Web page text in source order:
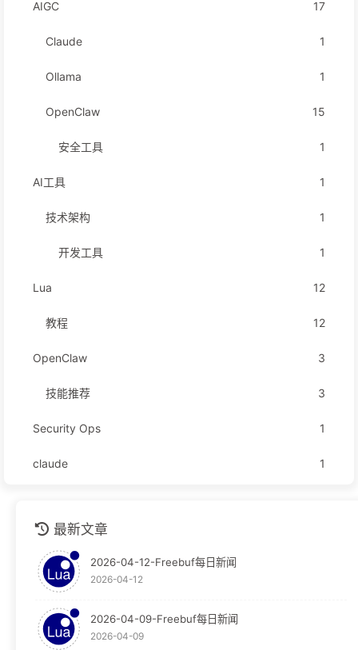
AIGC 17
Claude 1
Ollama 1
OpenClaw 15
安全工具 1
AI工具 1
技术架构 1
开发工具 1
Lua 12
教程 12
OpenClaw 3
技能推荐 3
Security Ops 1
claude 1
安全运营
技术分享
教程
最新文章
2026-04-12-Freebuf每日新闻
2026-04-12
2026-04-09-Freebuf每日新闻
2026-04-09